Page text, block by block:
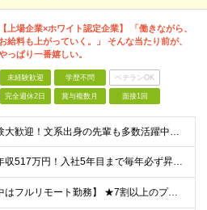
【上場企業×ホワイト認定企業】 「働きながら、
お給料も上がっていく。」 そんな当たり前が、
っぱり一番嬉しい。
未経験歓迎 学歴不問 ベテランOK
完全週休2日 賞与複数月 面接1回
＼未経験大歓迎！文系出身の先輩も多数活躍中／ ◆PCスキルに自信のない方も歓迎 ◆完全未経験OK ◆社会人デビューもOK ◆学歴不問 「働きながら少しずつ専門スキルを身につけたい」という意欲重視の採
＼平均年収517万円！入社5年目まで毎年必ず昇給／ ■賞与年3回 ■年収800万円以上も可 ■入社3年以上の平均年収469.2万円 月給23万2000円以上＋賞与年3回＋各種手当 ☆入社5年目まで最
【研修中はフルリモート勤務】 ★7割以上のプロジェクトでリモートワークを導入 ★一都三県のプロジェクト先 ★転居を伴う転勤なし ＜プロジェクト先＞ 東京・神奈川・千葉・埼玉でのプロジェクト先にて勤務